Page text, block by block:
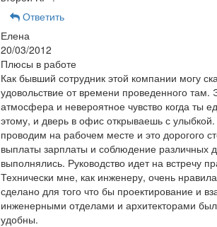
Ответить
Елена
20/03/2012
Плюсы в работе
Как бывший сотрудник этой компании могу
удовольствие от времени проведенного
атмосфера и невероятное чувство когда ты
этому, и дверь в офис открываешь с
проводим на рабочем месте и это дорогого
выплаты зарплаты и соблюдение различных
выполнялись. Руководство идет на встречу
Технически мне, как инженеру, очень
сделано для того что бы проектирование и
инженерными отделами и архитекторами
удобны.